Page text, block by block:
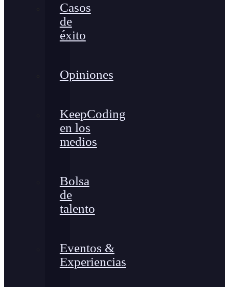
Casos
de
éxito
Opiniones
KeepCoding
en los
medios
Bolsa
de
talento
Eventos &
Experiencias